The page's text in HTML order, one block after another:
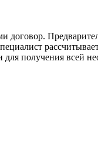
договор.
получения всей